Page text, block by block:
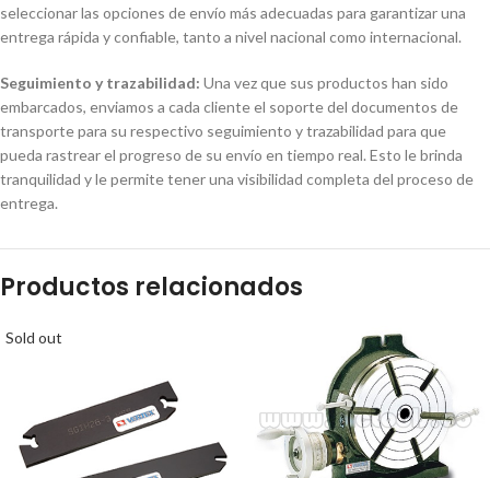
seleccionar las opciones de envío más adecuadas para garantizar una
entrega rápida y confiable, tanto a nivel nacional como internacional.
Seguimiento y trazabilidad: Una vez que sus productos han sido
embarcados, enviamos a cada cliente el soporte del documentos de
transporte para su respectivo seguimiento y trazabilidad para que
pueda rastrear el progreso de su envío en tiempo real. Esto le brinda
tranquilidad y le permite tener una visibilidad completa del proceso de
entrega.
Productos relacionados
Sold out